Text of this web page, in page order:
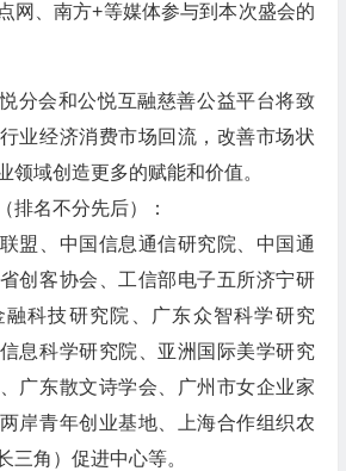
网、南方+等媒体参与到本次盛会的
分会和公悦互融慈善公益平台将致
业经济消费市场回流，改善市场状
领域创造更多的赋能和价值。
排名不分先后）：
盟、中国信息通信研究院、中国通
创客协会、工信部电子五所济宁研
融科技研究院、广东众智科学研究
息科学研究院、亚洲国际美学研究
广东散文诗学会、广州市女企业家
岸青年创业基地、上海合作组织农
三角）促进中心等。